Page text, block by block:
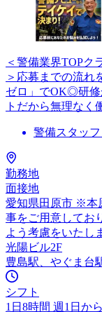
＜警備業界TOPク
＞応募までの流
ゼロ」でOK◎研修
トだから無理なく
警備スタッフ
勤務地
面接地
愛知県田原市 ※本
事をご用意してお
よう考慮をいたし
光陽ビル2F
豊島駅、やぐま台
シフト
1日8時間 週1日か